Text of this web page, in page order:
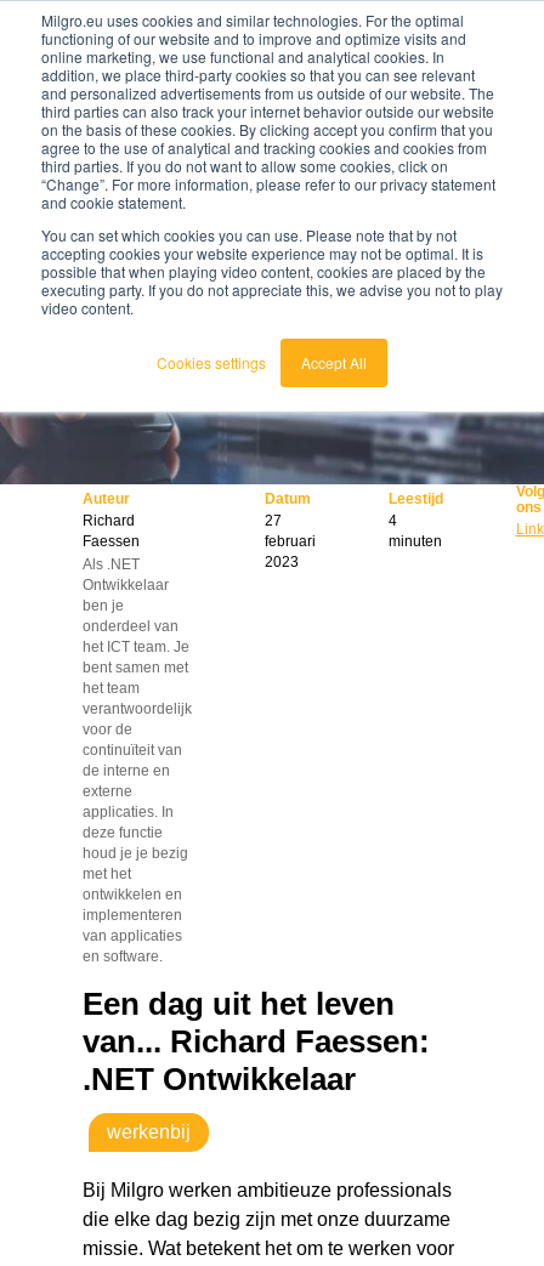
Milgro.eu uses cookies and similar technologies. For the optimal
functioning of our website and to improve and optimize visits and
online marketing, we use functional and analytical cookies. In
addition, we place third-party cookies so that you can see relevant
and personalized advertisements from us outside of our website. The
third parties can also track your internet behavior outside our website
on the basis of these cookies. By clicking accept you confirm that you
agree to the use of analytical and tracking cookies and cookies from
third parties. If you do not want to allow some cookies, click on
“Change”. For more information, please refer to our privacy statement
and cookie statement.
You can set which cookies you can use. Please note that by not
accepting cookies your website experience may not be optimal. It is
possible that when playing video content, cookies are placed by the
executing party. If you do not appreciate this, we advise you not to play
video content.
Cookies settings Accept All
nederlands
english
nl
🔥Grondstoffen worden schaarser en duurder. Weet
jij waar jouw organisatie kwetsbaar is en wat je
eraan kunt doen?
Bekijk de Grondstoffenbarometer
Auteur
Richard
Faessen
Als .NET
Ontwikkelaar
ben je
onderdeel van
het ICT team. Je
bent samen met
het team
verantwoordelijk
voor de
continuïteit van
de interne en
externe
applicaties. In
deze functie
houd je je bezig
met het
ontwikkelen en
implementeren
van applicaties
en software.
Datum
27
februari
2023
Leestijd
4
minuten
Volg
ons
Een dag uit het leven
van... Richard Faessen:
.NET Ontwikkelaar
werkenbij
Bij Milgro werken ambitieuze professionals
die elke dag bezig zijn met onze duurzame
missie. Wat betekent het om te werken voor